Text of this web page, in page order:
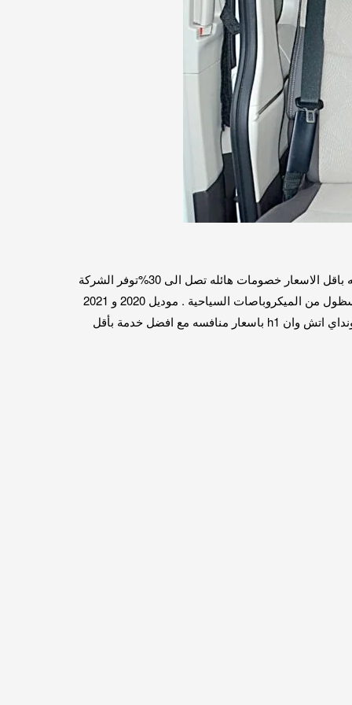
حجز باص سياحي لاي مكان داخل او خارج القاهره. حصري من الشركه الدوليه للنقل السياحي عربيات حديثه تنقلك لاي مكان ومحافظه باقل الاسعار خصومات هائله تصل الى 30%توفر الشركة
الدولية للنقل السياحي ارخص ايجار ميكروباص خاص سياحي بالسائق. لتنفيذ رحلات داخل القاهرة و خارج القاهرة. يوجد لدينا افضل اسظول من الميكروباصات السياحية . موديل 2020 و 2021
مناسبة لجميع الفئات و المجموعات وذلك حيث عدد الركاب او الأفراد.فيتوفر لدينا ايجار تويوتا هاي اس / ايجار تويوتا كوستر / ايجار هيونداي اتش وان h1 باسعار منافسه مع افضل خدمة بأقل